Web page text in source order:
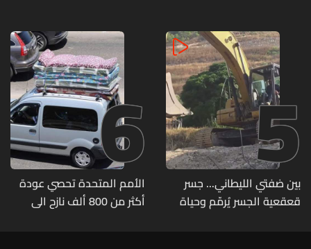
5
بين ضفتي الليطاني... جسر
قعقعية الجسر يُرمّم وحياة
6
الأمم المتحدة تحصي عودة
أكثر من 800 ألف نازح الى